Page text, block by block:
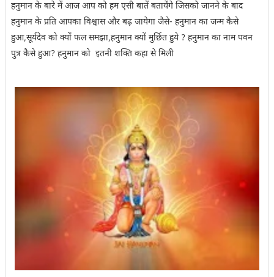
हनुमान के बारे में आज आप को हम एसी बातें बतायेंगे जिसको जानने के बाद
हनुमान के प्रति आपका विश्वास और बढ़ जायेगा जैसे- हनुमान का जन्म कैसे
हुआ,सूर्यदेव को क्यों फल समझा,हनुमान क्यों मुर्छित हुये ? हनुमान का नाम पवन
पुत्र कैसे हुआ? हनुमान को इतनी शक्ति कहा से मिली